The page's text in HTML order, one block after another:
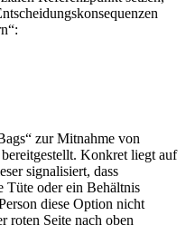
zur Mitnahme von
bereitgestellt. Konkret liegt auf
signalisiert, dass
Tüte oder ein Behältnis
diese Option nicht
roten Seite nach oben